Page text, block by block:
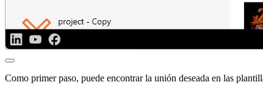
Como primer paso, puede encontrar la unión deseada en las